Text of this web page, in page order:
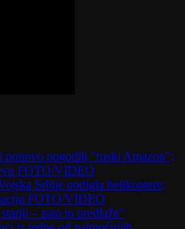
ponovo pogodili "ruski Amazon";
FOTO/VIDEO
Srbije podigla helikoptere;
FOTO/VIDEO
– zato to predlaže"